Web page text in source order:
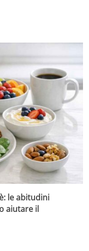
le abitudini
aiutare il